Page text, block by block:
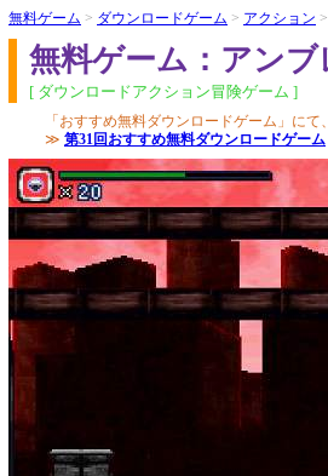
無料ゲーム > ダウンロードゲーム > アクション >
無料ゲーム：アンブ
[ ダウンロードアクション冒険ゲーム ]
「おすすめ無料ダウンロードゲーム」に
≫ 第31回おすすめ無料ダウンロードゲーム